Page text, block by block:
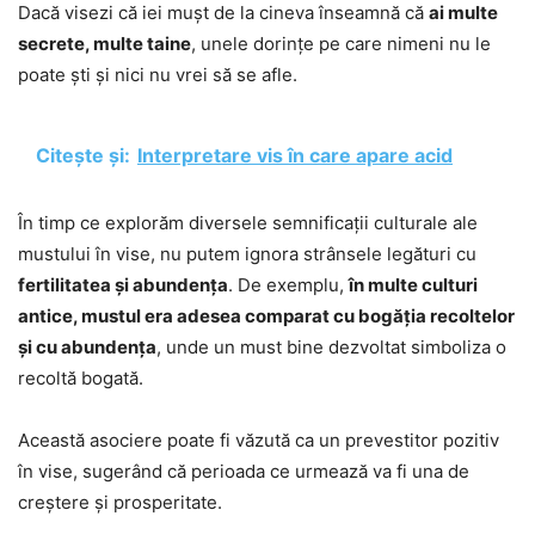
Dacă visezi că iei mușt de la cineva înseamnă că ai multe
secrete, multe taine, unele dorințe pe care nimeni nu le
poate ști și nici nu vrei să se afle.
Citește și: Interpretare vis în care apare acid
În timp ce explorăm diversele semnificații culturale ale
mustului în vise, nu putem ignora strânsele legături cu
fertilitatea și abundența. De exemplu,în multe culturi
antice, mustul era adesea comparat cu bogăția recoltelor
și cu abundența, unde un must bine dezvoltat simboliza o
recoltă bogată.
Această asociere poate fi văzută ca un prevestitor pozitiv
în vise, sugerând că perioada ce urmează va fi una de
creștere și prosperitate.